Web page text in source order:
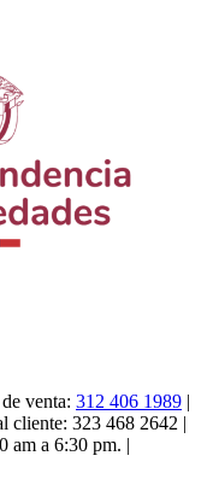
venta: 312 406 1989 |
cliente: 323 468 2642 |
am a 6:30 pm. |